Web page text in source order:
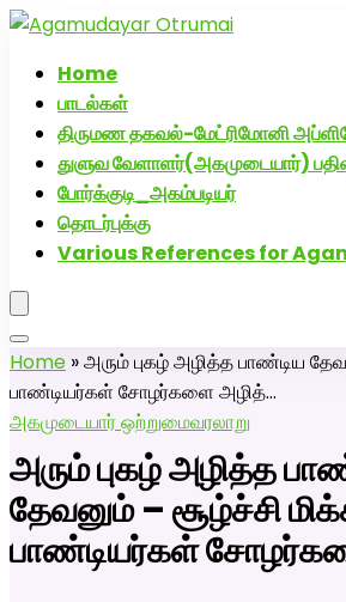
Home
பாடல்கள்
திருமண தகவல்-மேட்ரிமோனி
துளுவ வேளாளர்(அகமுடையார்)
போர்க்குடி_அகம்படியர்
தொடர்புக்கு
Various References for
Home »அரும் புகழ் அழித்த பாண்டிய
பாண்டியர்கள் சோழர்களை அழித்…
அகமுடையார் ஒற்றுமைவரலாறு
அரும் புகழ் அழித்த
தேவனும் – சூழ்ச்சி
பாண்டியர்கள்